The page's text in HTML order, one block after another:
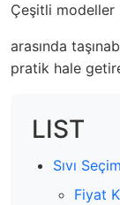
Çeşitli modeller
arasında
pratik hale
LIST
Sıvı
Fiyat